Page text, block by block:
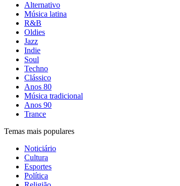
Alternativo
Música latina
R&B
Oldies
Jazz
Indie
Soul
Techno
Clássico
Anos 80
Música tradicional
Anos 90
Trance
Temas mais populares
Noticiário
Cultura
Esportes
Política